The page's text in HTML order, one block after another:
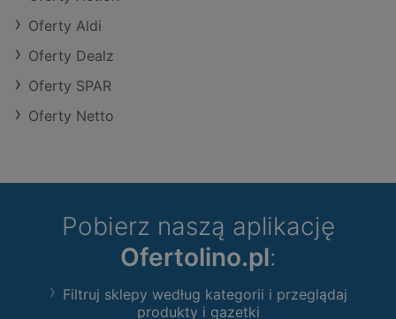
Oferty Aldi
Oferty Dealz
Oferty SPAR
Oferty Netto
Pobierz naszą aplikację
Ofertolino.pl:
Filtruj sklepy według kategorii i przeglądaj
produkty i gazetki